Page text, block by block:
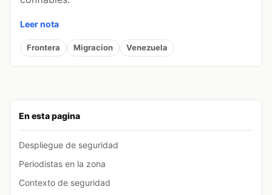
En esta pagina
Despliegue de seguridad
Periodistas en la zona
Contexto de seguridad
Leer nota
Frontera Migracion Venezuela